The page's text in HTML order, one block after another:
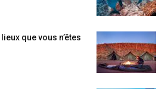
que vous n’êtes